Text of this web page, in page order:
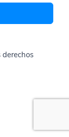
derechos